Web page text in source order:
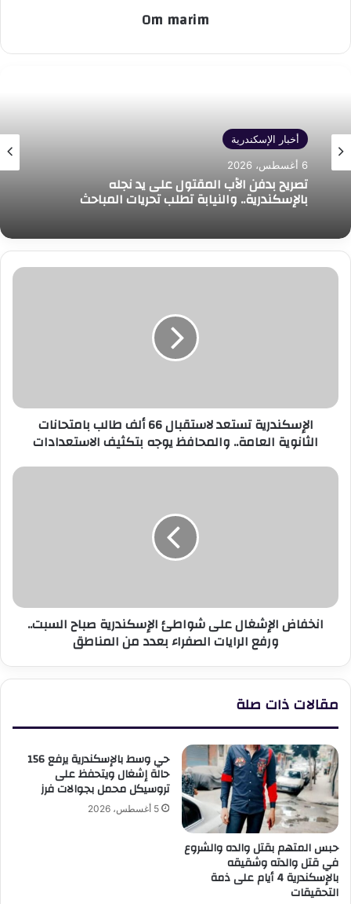
Om marim
أخبار الإسكندرية
6 أغسطس، 2026
تصريح بدفن الأب المقتول على يد نجله
بالإسكندرية.. والنيابة تطلب تحريات المباحث
الإسكندرية
العامة..
والمحافظ
الاستعدادات
الإسكندرية تستعد لاستقبال 66 ألف طالب بامتحانات
الثانوية العامة.. والمحافظ يوجه بتكثيف الاستعدادات
انخفاض
الرايات
الصفراء
انخفاض الإشغال على شواطئ الإسكندرية صباح السبت..
ورفع الرايات الصفراء بعدد من المناطق
مقالات ذات صلة
حبس المتهم بقتل والده والشروع
في قتل والدته وشقيقه
بالإسكندرية 4 أيام على ذمة
التحقيقات
حي وسط بالإسكندرية يرفع 156
حالة إشغال ويتحفظ على
تروسيكل محمل بجوالات فرز
5 أغسطس، 2026